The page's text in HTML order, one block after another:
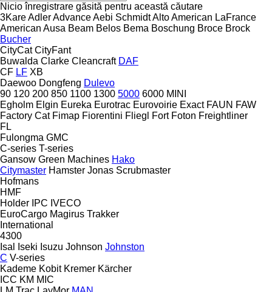
Nicio înregistrare găsită pentru această căutare
3KareAdlerAdvanceAebi SchmidtAltoAmerican LaFrance
American Ausa Beam Belos Bema Boschung Broce Brock
Bucher
CityCat CityFant
Buwalda Clarke Cleancraft DAF
CF LF XB
Daewoo Dongfeng Dulevo
90 120 200 850 1100 1300 5000 6000 MINI
Egholm Elgin Eureka Eurotrac Eurovoirie Exact FAUN FAW
Factory Cat Fimap Fiorentini Fliegl Fort Foton Freightliner
FL
Fulongma GMC
C-series T-series
Gansow Green Machines Hako
Citymaster Hamster Jonas Scrubmaster
Hofmans
HMF
Holder IPC IVECO
EuroCargo Magirus Trakker
International
4300
Isal
Iseki Isuzu Johnson Johnston
C V-series
Kademe Kobit Kremer Kärcher
ICC KM MIC